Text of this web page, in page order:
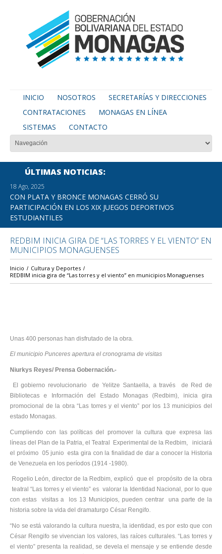
INICIO NOSOTROS
SECRETARÍAS Y DIRECCIONES
CONTRATACIONES
MONAGAS EN LÍNEA
SISTEMAS
CONTACTO
ÚLTIMAS NOTICIAS
18 Ago, 2025
CON PLATA Y BRONCE MONAGAS CERRÓ SU
PARTICIPACIÓN EN LOS XIX JUEGOS DEPORTIVOS
ESTUDIANTILES
REDBIM INICIA GIRA DE “LAS TORRES Y EL VIENTO” EN
MUNICIPIOS MONAGUENSES
Inicio
Cultura y Deportes
REDBIM inicia gira de “Las torres y el viento” en municipios Monaguenses
Unas 400 personas han disfrutado de la obra.
El municipio Punceres apertura el cronograma de visitas
Niurkys Reyes/ Prensa Gobernación.-
El gobierno revolucionario de Yelitze Santaella, a través de Red de
Bibliotecas e Información del Estado Monagas (Redbim), inicia gira
promocional de la obra “Las torres y el viento” por los 13 municipios del
estado Monagas.
Cumpliendo con las políticas del promover la cultura que expresa las
líneas del Plan de la Patria, el Teatral Experimental de la Redbim, iniciará
el próximo 05 junio esta gira con la finalidad de dar a conocer la Historia
de Venezuela en los períodos (1914 -1980).
Rogelio León, director de la Redbim, explicó que el propósito de la obra
teatral “Las torres y el viento” es valorar la Identidad Nacional, por lo que
con estas visitas a los 13 Municipios, pueden centrar una parte de la
historia sobre la vida del dramaturgo César Rengifo.
“No se está valorando la cultura nuestra, la identidad, es por esto que con
César Rengifo se vivencian los valores, las raíces culturales. “Las torres y
el viento” presenta la realidad, se devela el mensaje y se entiende desde